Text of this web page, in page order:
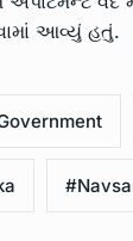
આવ્યું હતું.